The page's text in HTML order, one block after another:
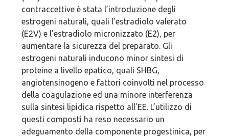
contraccettive è stata l’introduzione degli
estrogeni naturali, quali l’estradiolo valerato
(E2V) e l’estradiolo micronizzato (E2), per
aumentare la sicurezza del preparato. Gli
estrogeni naturali inducono minor sintesi di
proteine a livello epatico, quali SHBG,
angiotensinogeno e fattori coinvolti nel processo
della coagulazione ed una minore interferenza
sulla sintesi lipidica rispetto all’EE. L’utilizzo di
questi composti ha reso necessario un
adeguamento della componente progestinica, per